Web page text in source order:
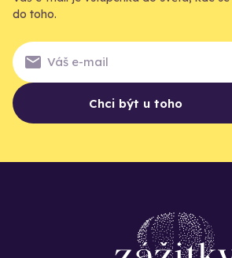
do toho.
Chci být u toho